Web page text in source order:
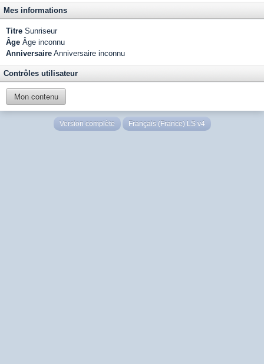
Mes informations
Titre Sunriseur
Âge Âge inconnu
Anniversaire Anniversaire inconnu
Contrôles utilisateur
Mon contenu
Version complète Français (France) LS v4